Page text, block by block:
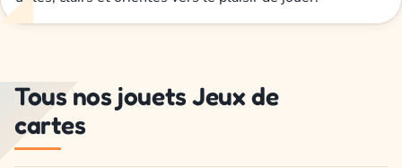
Tous nos jouets Jeux de
cartes